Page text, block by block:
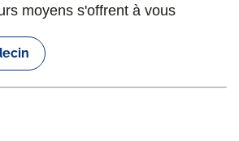
moyens s'offrent à vous